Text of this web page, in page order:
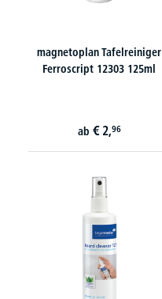
magnetoplan Tafelreiniger
Ferroscript 12303 125ml
ab € 2,96